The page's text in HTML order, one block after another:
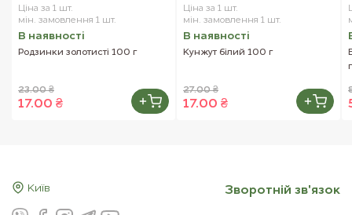
Ціна за 1 шт.
мін. замовлення 1 шт.
В наявностi
Родзинки золотисті 100 г
23.00 ₴
17.00 ₴
Ціна за 1 шт.
мін. замовлення 1 шт.
В наявностi
Кунжут білий 100 г
27.00 ₴
17.00 ₴
Київ Зворотнiй зв'язок